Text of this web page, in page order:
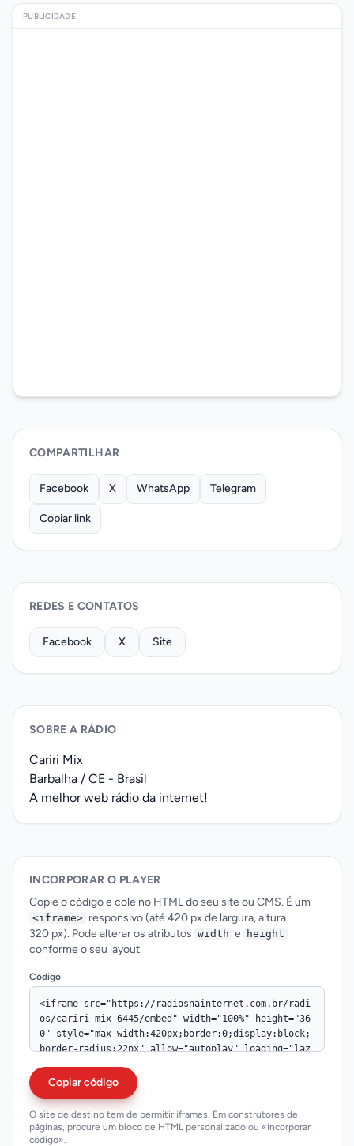
PUBLICIDADE
COMPARTILHAR
Facebook X WhatsApp Telegram
Copiar link
REDES E CONTATOS
Facebook X Site
SOBRE A RÁDIO
Cariri Mix
Barbalha / CE - Brasil
A melhor web rádio da internet!
INCORPORAR O PLAYER
Copie o código e cole no HTML do seu site ou CMS. É um
<iframe> responsivo (até 420 px de largura, altura
320 px). Pode alterar os atributos width e height
conforme o seu layout.
Código
Copiar código
O site de destino tem de permitir iframes. Em construtores de
páginas, procure um bloco de HTML personalizado ou «incorporar
código».